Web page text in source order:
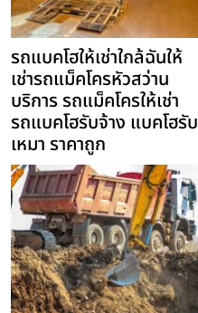
รถแบคโฮให้เช่าใกล้ฉันให้
เช่ารถแม็คโครหัวสว่าน
บริการ รถแม็คโครให้เช่า
รถแบคโฮรับจ้าง แบคโฮรับ
เหมา ราคาถูก